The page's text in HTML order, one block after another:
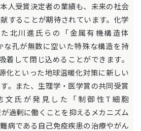
人受賞決定者の業績も、未来の社会
することが期待されています。化学
北川進氏らの「金属有機構造体
な孔が無数に空いた特殊な構造を持
着して閉じ込めることができます。
化といった地球温暖化対策に新しい
。また、生理学・医学賞の共同受賞
文氏が発見した「制御性T細胞
が過剰に働くことを抑えるメカニズム
病である自己免疫疾患の治療やがん